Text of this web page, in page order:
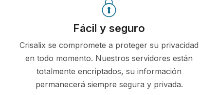
Fácil y seguro
Crisalix se compromete a proteger su privacidad
en todo momento. Nuestros servidores están
totalmente encriptados, su información
permanecerá siempre segura y privada.